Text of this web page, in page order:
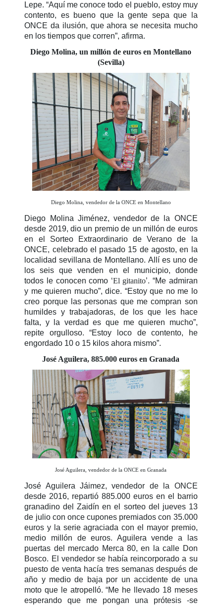
Lepe. “Aquí me conoce todo el pueblo, estoy muy
contento, es bueno que la gente sepa que la
ONCE da ilusión, que ahora se necesita mucho
en los tiempos que corren”, afirma.
Diego Molina, un millón de euros en Montellano
(Sevilla)
Diego Molina, vendedor de la ONCE en Montellano
Diego Molina Jiménez, vendedor de la ONCE
desde 2019, dio un premio de un millón de euros
en el Sorteo Extraordinario de Verano de la
ONCE, celebrado el pasado 15 de agosto, en la
localidad sevillana de Montellano. Allí es uno de
los seis que venden en el municipio, donde
todos le conocen como ‘El gitanito’. “Me admiran
y me quieren mucho”, dice. “Estoy que no me lo
creo porque las personas que me compran son
humildes y trabajadoras, de los que les hace
falta, y la verdad es que me quieren mucho”,
repite orgulloso. “Estoy loco de contento, he
engordado 10 o 15 kilos ahora mismo”.
José Aguilera, 885.000 euros en Granada
José Aguilera, vendedor de la ONCE en Granada
José Aguilera Jáimez, vendedor de la ONCE
desde 2016, repartió 885.000 euros en el barrio
granadino del Zaidín en el sorteo del jueves 13
de julio con once cupones premiados con 35.000
euros y la serie agraciada con el mayor premio,
medio millón de euros. Aguilera vende a las
puertas del mercado Merca 80, en la calle Don
Bosco. El vendedor se había reincorporado a su
puesto de venta hacía tres semanas después de
año y medio de baja por un accidente de una
moto que le atropelló. “Me he llevado 18 meses
esperando que me pongan una prótesis -se